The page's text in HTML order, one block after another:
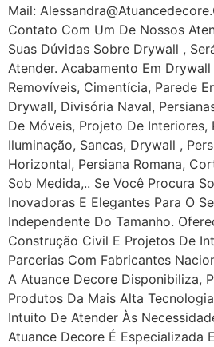
Mail:
Contato Com Um De Nossos
Suas Dúvidas Sobre Drywall ‎,
Atender. Acabamento Em
Removíveis, Cimentícia, Parede
Drywall, Divisória Naval,
De Móveis, Projeto De Interiores,
Iluminação, Sancas, Drywall ,
Horizontal, Persiana Romana,
Sob Medida,.. Se Você Procura
Inovadoras E Elegantes Para O
Independente Do Tamanho.
Construção Civil E Projetos De
Parcerias Com Fabricantes
A Atuance Decore Disponibiliza,
Produtos Da Mais Alta
Intuito De Atender Às
Atuance Decore É Especializada